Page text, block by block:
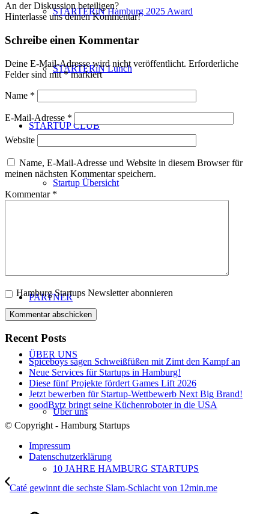
STARTERiN Hamburg 2025 Award
STARTERiN Lunch
STARTUP CLUB
Startup Übersicht
PARTNER
ÜBER UNS
Über uns
10 JAHRE HAMBURG STARTUPS
An der Diskussion beteiligen?
Hinterlasse uns deinen Kommentar!
Schreibe einen Kommentar
Deine E-Mail-Adresse wird nicht veröffentlicht. Erforderliche
Felder sind mit*markiert
Name *
E-Mail-Adresse *
Website
Name, E-Mail-Adresse und Website in diesem Browser für
meinen nächsten Kommentar speichern.
Kommentar *
Hamburg Startups Newsletter abonnieren
Recent Posts
Spiceboys sagen Schweißfüßen mit Zimt den Kampf an
Neue Services für Startups in Hamburg!
Diese fünf Projekte fördert Games Lift 2026
Jetzt bewerben für Startup-Wettbewerb Next Big Brand!
goodBytz bringt seine Küchenroboter in die USA
© Copyright - Hamburg Startups
Impressum
Datenschutzerklärung
Caté gewinnt die sechste Slam-Schlacht von 12min.me